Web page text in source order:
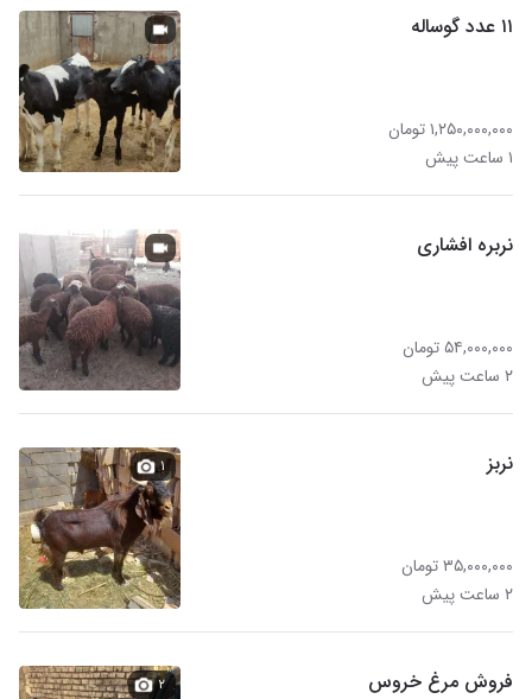
۱۱ عدد گوساله
۱,۲۵۰,۰۰۰,۰۰۰ تومان
۱ ساعت پیش
نربره افشاری
۵۴,۰۰۰,۰۰۰ تومان
۲ ساعت پیش
نربز
۳۵,۰۰۰,۰۰۰ تومان
۲ ساعت پیش
۱
فروش مرغ خروس ۲